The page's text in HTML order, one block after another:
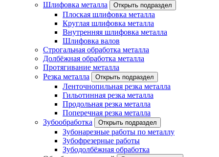
Шлифовка металла
Открыть подраздел
Плоская шлифовка металла
Круглая шлифовка металла
Внутренняя шлифовка металла
Шлифовка валов
Строгальная обработка металла
Долбёжная обработка металла
Протягивание металла
Резка металла
Открыть подраздел
Ленточнопильная резка металла
Гильотинная резка металла
Продольная резка металла
Поперечная резка металла
Зубообработка
Открыть подраздел
Зубонарезные работы по металлу
Зубофрезерные работы
Зубодолбёжная обработка